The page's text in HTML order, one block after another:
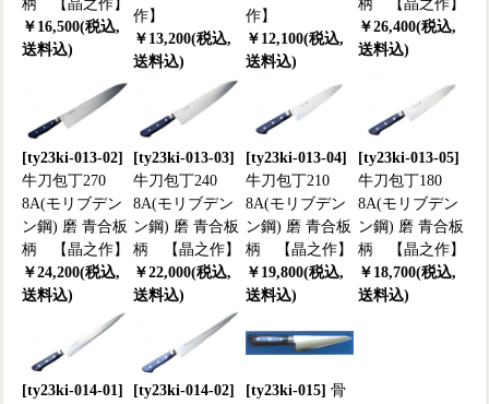
柄 【晶之作】
￥16,500(税込,
送料込)
作】
￥13,200(税込,
送料込)
作】
￥12,100(税込,
送料込)
柄 【晶之作】
￥26,400(税込,
送料込)
[ty23ki-013-02]
牛刀包丁270
8A(モリブデン
ン鋼) 磨 青合板
柄 【晶之作】
￥24,200(税込,
送料込)
[ty23ki-013-03]
牛刀包丁240
8A(モリブデン
ン鋼) 磨 青合板
柄 【晶之作】
￥22,000(税込,
送料込)
[ty23ki-013-04]
牛刀包丁210
8A(モリブデン
ン鋼) 磨 青合板
柄 【晶之作】
￥19,800(税込,
送料込)
[ty23ki-013-05]
牛刀包丁180
8A(モリブデン
ン鋼) 磨 青合板
柄 【晶之作】
￥18,700(税込,
送料込)
[ty23ki-014-01]
[ty23ki-014-02]
[ty23ki-015] 骨